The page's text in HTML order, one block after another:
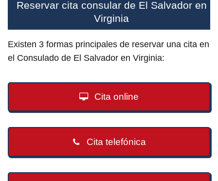
Reservar cita consular de El Salvador en
Virginia
Existen 3 formas principales de reservar una cita en
el Consulado de El Salvador en Virginia:
Cita online
Cita telefónica